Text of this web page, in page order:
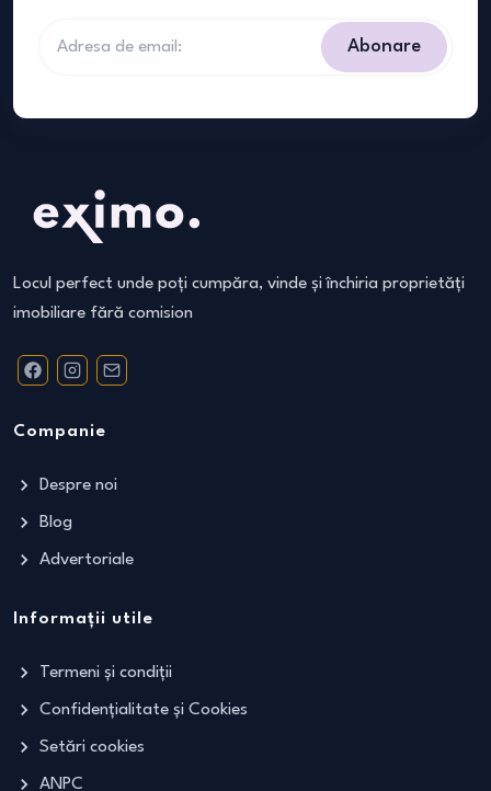
Abonare
Locul perfect unde poți cumpăra, vinde și închiria proprietăți
imobiliare fără comision
Companie
Despre noi
Blog
Advertoriale
Informații utile
Termeni și condiții
Confidențialitate și Cookies
Setări cookies
ANPC